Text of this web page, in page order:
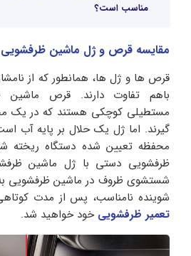
مناسب است؟
مقایسه قرص و ژل ماشین ظرفشویی
قرص ها و ژل ها، همانطور که از
باهم تفاوت دارند. قرص
مستطیلی کوچکی هستند که در یک
گیرند. اما ژل یک حلال بر پایه آب
محفظه تعیین شده دستگاه ریخته
ظرفشویی دستی با ژل ماشین
شستشوی ظروف در ماشین ظرفشویی به‌
شوینده نا‌مناسب، پس از مدت
تعمیر ظرفشویی خود خواهید شد.